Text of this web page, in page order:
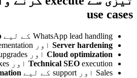
use cases
WhatsApp lead handling کے لیے
Server hardening اور security implementation
Cloud optimization اور infra reliability upgrades
Technical SEO execution اور crawl fixes
Sales اور support کے لیے